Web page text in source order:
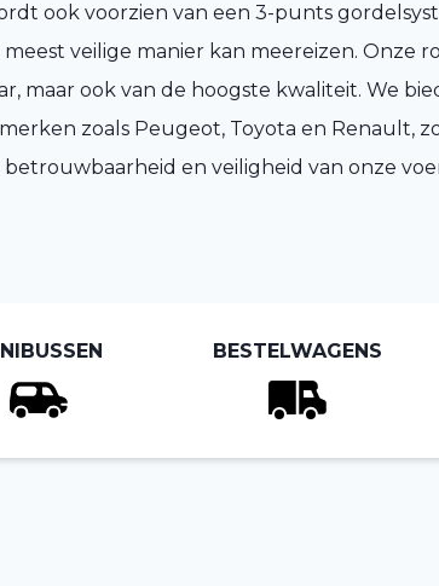
ook voorzien van een 3-punts
veilige manier kan meereizen. Onze
maar ook van de hoogste kwaliteit. We
zoals Peugeot, Toyota en Renault,
en veiligheid van onze
BESTELWAGENS